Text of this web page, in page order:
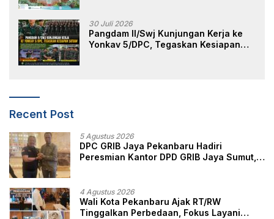
30 Juli 2026
Pangdam II/Swj Kunjungan Kerja ke
Yonkav 5/DPC, Tegaskan Kesiapan
Recent Post
5 Agustus 2026
DPC GRIB Jaya Pekanbaru Hadiri
Peresmian Kantor DPD GRIB Jaya Sumut,
4 Agustus 2026
Wali Kota Pekanbaru Ajak RT/RW
Tinggalkan Perbedaan, Fokus Layani